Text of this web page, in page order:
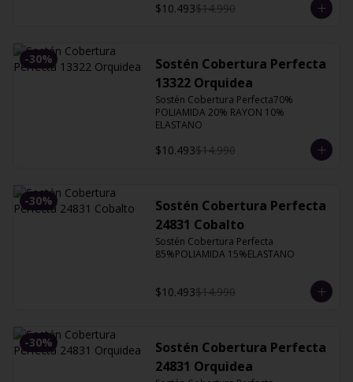
$10.493$14.990
-30%
Sostén Cobertura Perfecta
13322 Orquidea
Sostén Cobertura Perfecta70%
POLIAMIDA 20% RAYON 10%
ELASTANO
$10.493$14.990
-30%
Sostén Cobertura Perfecta
24831 Cobalto
Sostén Cobertura Perfecta
85%POLIAMIDA 15%ELASTANO
$10.493$14.990
-30%
Sostén Cobertura Perfecta
24831 Orquidea